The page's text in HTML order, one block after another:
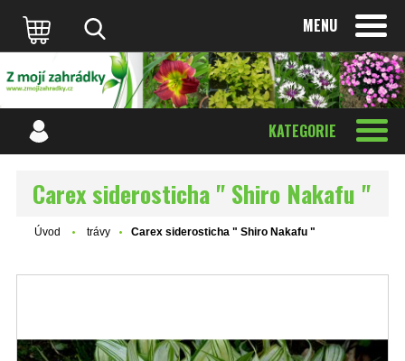
MENU
KATEGORIE
Carex siderosticha " Shiro Nakafu "
Úvod trávy Carex siderosticha " Shiro Nakafu "